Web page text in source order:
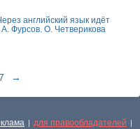
английский язык идёт
Фурсов. О. Четверикова
→
| для правообладателей |